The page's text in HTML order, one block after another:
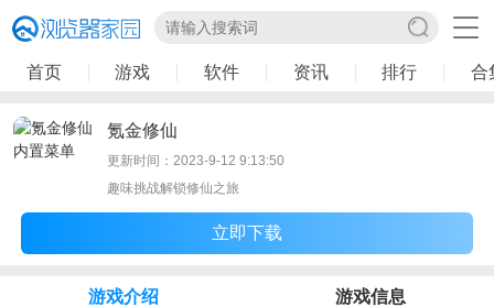
首页 游戏 软件 资讯 排行 合
氪金修仙
更新时间：2023-9-12 9:13:50
趣味挑战解锁修仙之旅
立即下载
游戏介绍 游戏信息